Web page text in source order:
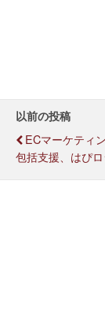
以前の投稿
ECマーケティ
包括支援、はぴ